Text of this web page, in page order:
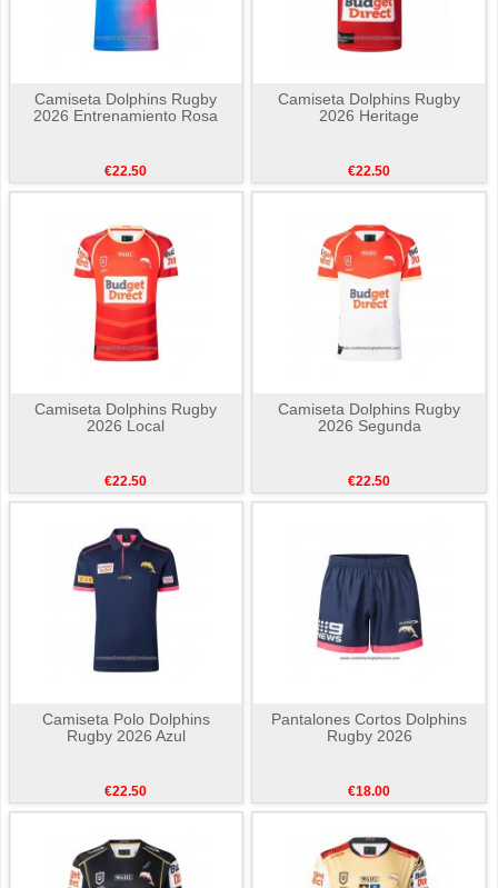
Camiseta Dolphins Rugby
2026 Entrenamiento Rosa
€22.50
Camiseta Dolphins Rugby
2026 Heritage
€22.50
Camiseta Dolphins Rugby
2026 Local
€22.50
Camiseta Dolphins Rugby
2026 Segunda
€22.50
Camiseta Polo Dolphins
Rugby 2026 Azul
€22.50
Pantalones Cortos Dolphins
Rugby 2026
€18.00